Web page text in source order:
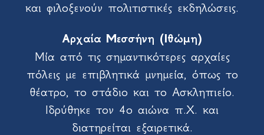
και φιλοξενούν πολιτιστικές εκδηλώσεις.
Αρχαία Μεσσήνη (Ιθώμη)
Μία από τις σημαντικότερες αρχαίες
πόλεις με επιβλητικά μνημεία, όπως το
θέατρο, το στάδιο και το Ασκληπιείο.
Ιδρύθηκε τον 4ο αιώνα π.Χ. και
διατηρείται εξαιρετικά.